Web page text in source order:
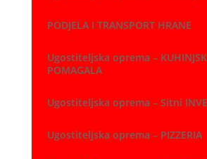
PODJELA I TRANSPORT HRANE
Ugostiteljska oprema –
POMAGALA
Ugostiteljska oprema – Sitni
Ugostiteljska oprema – PIZZERIA